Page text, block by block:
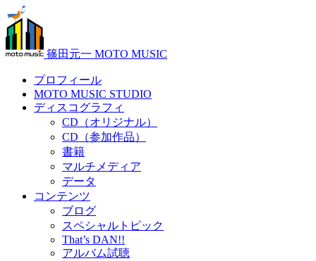
篠田元一 MOTO MUSIC
プロフィール
MOTO MUSIC STUDIO
ディスコグラフィ
CD（オリジナル）
CD（参加作品）
書籍
マルチメディア
データ
コンテンツ
ブログ
スペシャルトピック
That’s DAN!!
アルバム試聴